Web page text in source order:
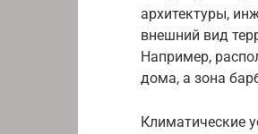
архитектуры,
внешний вид
Например,
дома, а зона
Климатические